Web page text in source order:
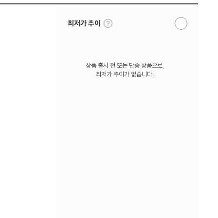
최저가 추이
툴
팁
알
상품 출시 전 또는 단종 상품으로,
최저가 추이가 없습니다.